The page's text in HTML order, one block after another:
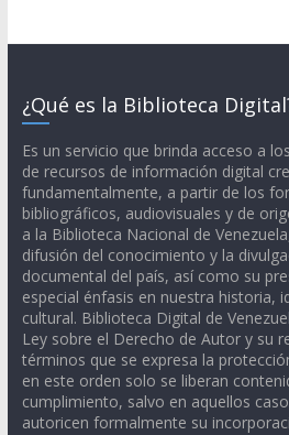
¿Qué es la Biblioteca
Es un servicio que brinda acceso a
de recursos de información digital
fundamentalmente, a partir de los
bibliográficos, audiovisuales y de
a la Biblioteca Nacional de
difusión del conocimiento y la
documental del país, así como su
especial énfasis en nuestra historia,
cultural. Biblioteca Digital de
Ley sobre el Derecho de Autor y su
términos que se expresa la
en este orden solo se liberan
cumplimiento, salvo en aquellos
autoricen formalmente su